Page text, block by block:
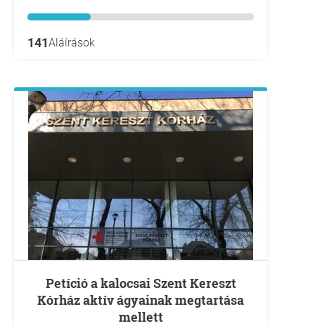
141Aláírások
Petíció a kalocsai Szent Kereszt
Kórház aktív ágyainak megtartása
mellett